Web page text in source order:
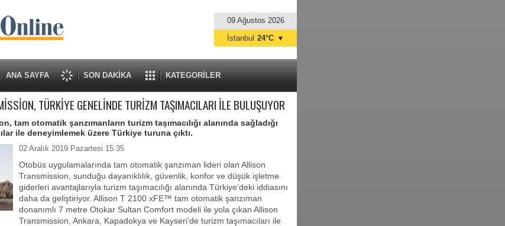
09 Ağustos 2026
ANA SAYFA SON DAKİKA KATEGORİLER
İstanbul 24°C ▼
TÜRKİYE GENELİNDE TURİZM TAŞIMACILARI İLE BULUŞUYOR
tam otomatik şanzımanların turizm taşımacılığı alanında sağladığı
ile deneyimlemek üzere Türkiye turuna çıktı.
02 Aralık 2019 Pazartesi 15:35
Otobüs uygulamalarında tam otomatik şanzıman lideri olan Allison
Transmission, sunduğu dayanıklılık, güvenlik, konfor ve düşük işletme
giderleri avantajlarıyla turizm taşımacılığı alanında Türkiye’deki iddiasını
daha da geliştiriyor. Allison T 2100 xFE™ tam otomatik şanzıman
donanımlı 7 metre Otokar Sultan Comfort modeli ile yola çıkan Allison
Transmission, Ankara, Kapadokya ve Kayseri’de turizm taşımacıları ile